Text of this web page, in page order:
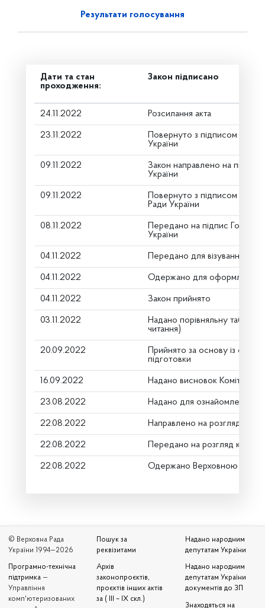
Результати голосування
Дати та стан
проходження:
Закон підписано
24.11.2022 Розсилання акта
23.11.2022
Повернуто з підписом від
України
09.11.2022
Закон направлено на підпис
України
09.11.2022
Повернуто з підписом
Ради України
08.11.2022
Передано на підпис Голові
України
04.11.2022 Передано для візування в
04.11.2022 Одержано для оформлення
04.11.2022 Закон прийнято
03.11.2022
Надано порівняльну
читання)
20.09.2022
Прийнято за основу із
підготовки
16.09.2022 Надано висновок Комітету
23.08.2022 Надано для ознайомлення
22.08.2022 Направлено на розгляд
22.08.2022 Передано на розгляд
22.08.2022 Одержано Верховною Радою
© Верховна Рада
України 1994—2026
Програмно-технічна
підтримка —
Управління
комп'ютеризованих
Пошук за
реквізитами
Архів
законопроєктів,
проєктів інших актів
за ( III – IX скл.)
Надано народним
депутатам України
Надано народним
депутатам України
документів до ЗП
Знаходяться на